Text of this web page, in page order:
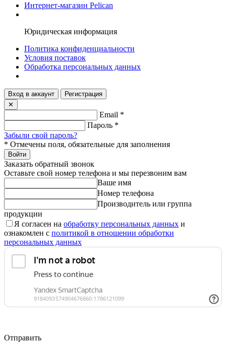
Интернет-магазин Pelican
Юридическая информация
Политика конфиденциальности
Условия поставок
Обработка персональных данных
Вход в аккаунт
Регистрация
✕
Email *
Пароль *
Забыли свой пароль?
* Отмечены поля, обязательные для заполнения
Войти
Заказать обратный звонок
Оставьте свой номер телефона и мы перезвоним вам
Ваше имя
Номер телефона
Производитель или группа
продукции
Я согласен на обработку персональных данных и
ознакомлен с политикой в отношении обработки
персональных данных
Отправить